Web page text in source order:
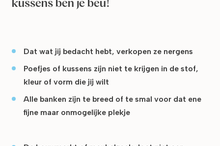
Dat wat jij bedacht hebt, verkopen ze nergens
Poefjes of kussens zijn niet te krijgen in de stof,
kleur of vorm die jij wilt
Alle banken zijn te breed of te smal voor dat ene
fijne maar onmogelijke plekje